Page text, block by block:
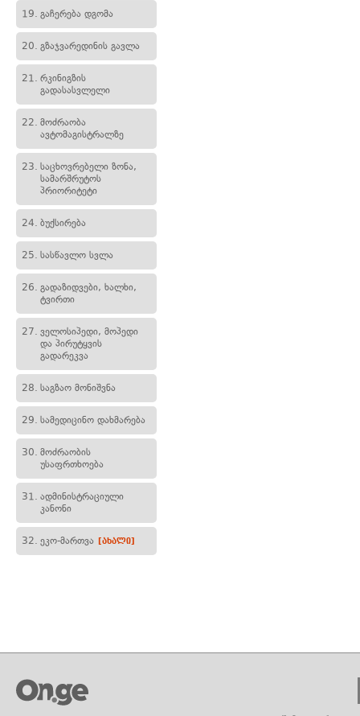
19. გაჩერება დგომა
20. გზაჯვარედინის გავლა
21. რკინიგზის
გადასასვლელი
22. მოძრაობა
ავტომაგისტრალზე
23. საცხოვრებელი ზონა,
სამარშრუტოს
პრიორიტეტი
24. ბუქსირება
25. სასწავლო სვლა
26. გადაზიდვები, ხალხი,
ტვირთი
27. ველოსიპედი, მოპედი
და პირუტყვის
გადარეკვა
28. საგზაო მონიშვნა
29. სამედიცინო დახმარება
30. მოძრაობის
უსაფრთხოება
31. ადმინისტრაციული
კანონი
32. ეკო-მართვა [ახალი]